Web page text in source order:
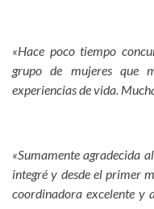
«Hace poco tiempo
grupo de mujeres
experiencias de vida.
«Sumamente agradecida
integré y desde el primer
coordinadora excelente y